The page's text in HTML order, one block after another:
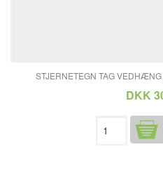
STJERNETEGN TAG
DKK